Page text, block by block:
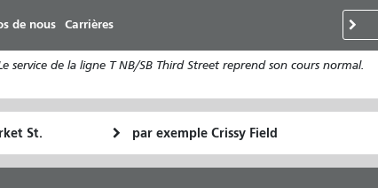
au
contenu
principal
de nous Carrières
service de la ligne T NB/SB Third Street reprend son cours normal.
final
Comment
je